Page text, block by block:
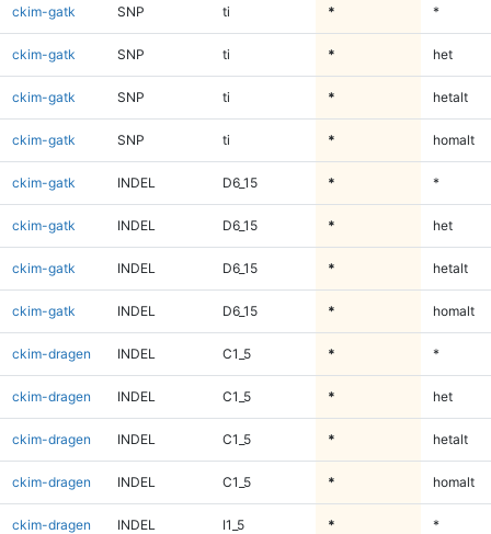
ckim-gatk SNP ti * *
ckim-gatk SNP ti * het
ckim-gatk SNP ti * hetalt
ckim-gatk SNP ti * homalt
ckim-gatk INDEL D6_15 * *
ckim-gatk INDEL D6_15 * het
ckim-gatk INDEL D6_15 * hetalt
ckim-gatk INDEL D6_15 * homalt
ckim-dragen INDEL C1_5 * *
ckim-dragen INDEL C1_5 * het
ckim-dragen INDEL C1_5 * hetalt
ckim-dragen INDEL C1_5 * homalt
ckim-dragen INDEL I1_5 * *